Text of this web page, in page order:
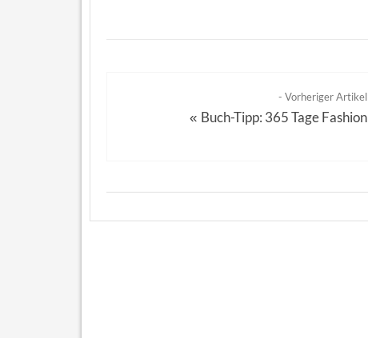
- Vorheriger Artikel
« Buch-Tipp: 365 Tage Fashion